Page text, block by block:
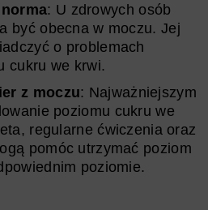
: U zdrowych osób
być obecna w moczu. Jej
o problemach
cukru we krwi.
z moczu: Najważniejszym
poziomu cukru we
regularne ćwiczenia oraz
pomóc utrzymać poziom
poziomie.